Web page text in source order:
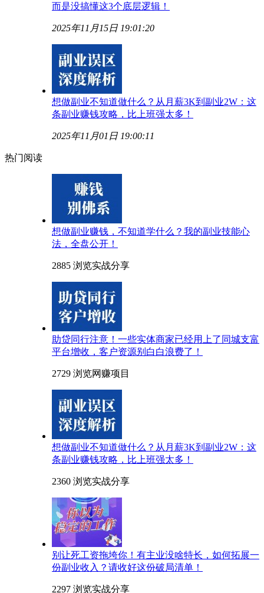
而是没搞懂这3个底层逻辑！
2025年11月15日 19:01:20
想做副业不知道做什么？从月薪3K到副业2W：这
条副业赚钱攻略，比上班强太多！
2025年11月01日 19:00:11
热门阅读
想做副业赚钱，不知道学什么？我的副业技能心
法，全盘公开！
2885 浏览实战分享
助贷同行注意！一些实体商家已经用上了同城支富
平台增收，客户资源别白白浪费了！
2729 浏览网赚项目
想做副业不知道做什么？从月薪3K到副业2W：这
条副业赚钱攻略，比上班强太多！
2360 浏览实战分享
别让死工资拖垮你！有主业没啥特长，如何拓展一
份副业收入？请收好这份破局清单！
2297 浏览实战分享